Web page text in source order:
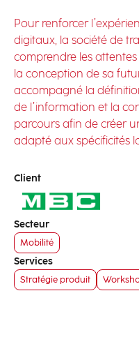
Pour renforcer
digitaux, la société de
comprendre les
la conception de sa
accompagné la
de l’information et la
parcours afin de créer
adapté aux spécificités
Client
Secteur
Mobilité
Services
Stratégie produit